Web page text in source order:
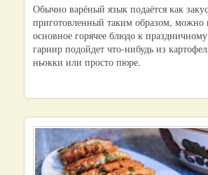
Обычно варёный язык подаётся как
приготовленный таким образом, можно
основное горячее блюдо к
гарнир подойдет что-нибудь из
ньокки или просто пюре.